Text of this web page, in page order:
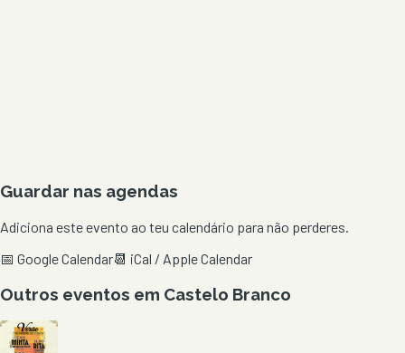
Guardar nas agendas
Adiciona este evento ao teu calendário para não perderes.
📅 Google Calendar📆 iCal / Apple Calendar
Outros eventos em Castelo Branco